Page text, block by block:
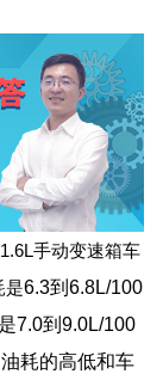
1.6L手动变速箱车
是6.3到6.8L/100
7.0到9.0L/100
耗的高低和车